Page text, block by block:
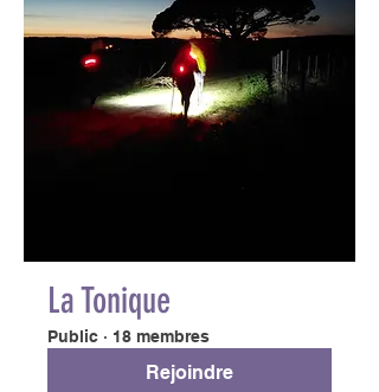
La Tonique
Public · 18 membres
Rejoindre